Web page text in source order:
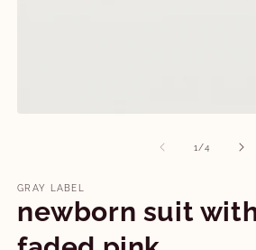
1 /van
4
GRAY LABEL
newborn suit